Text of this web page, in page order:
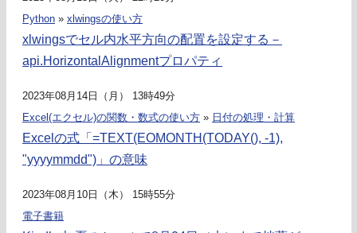
Python » xlwingsの使い方
xlwingsでセル内水平方向の配置を設定する－
api.HorizontalAlignmentプロパティ
2023年08月14日（月） 13時49分
Excel(エクセル)の関数・数式の使い方 » 日付の処理・計算
Excelの式「=TEXT(EOMONTH(TODAY(), -1),
"yyyymmdd")」の意味
2023年08月10日（木） 15時55分
電子書籍